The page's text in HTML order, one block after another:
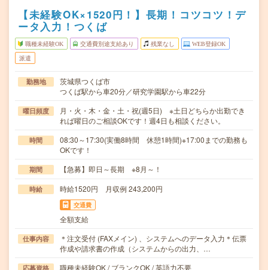
【未経験OK×1520円！】長期！コツコツ！デ
ータ入力！つくば
職種未経験OK 交通費別途支給あり 残業なし WEB登録OK
派遣
勤務地
茨城県つくば市
つくば駅から車20分／研究学園駅から車22分
曜日頻度
月・火・木・金・土・祝(週5日) ※土日どちらか出勤でき
れば曜日のご相談OKです！週4日も相談ください。
時間
08:30～17:30(実働8時間 休憩1時間)※17:00までの勤務も
OKです！
期間 【急募】即日～長期 ※8月～！
時給 時給1520円 月収例 243,200円
交通費
全額支給
仕事内容
＊注文受付 (FAXメイン) 、システムへのデータ入力＊伝票
作成や請求書の作成（システムからの出力、…
応募資格 職種未経験OK / ブランクOK / 英語力不要